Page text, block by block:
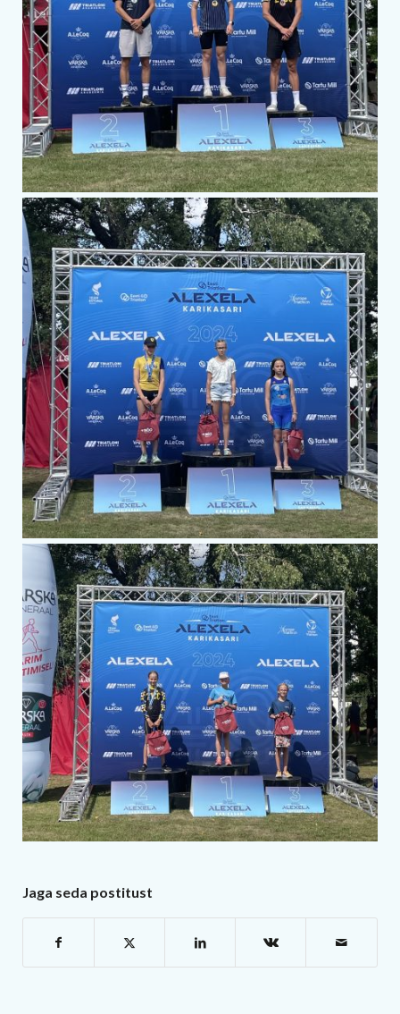
Jaga seda postitust